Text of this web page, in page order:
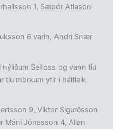
1, Sæþór Atlason
6 varin, Andri Snær
Selfoss og vann tíu
tíu mörkum yfir í hálfleik
9, Viktor Sigurðsson
Máni Jónasson 4, Allan